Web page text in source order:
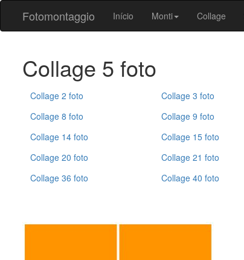
Fotomontaggio Início Monti Collage
Collage 5 foto
Collage 2 foto Collage 3 foto
Collage 8 foto
Collage 9 foto
Collage 14 foto
Collage 15 foto
Collage 20 foto
Collage 21 foto
Collage 36 foto
Collage 40 foto